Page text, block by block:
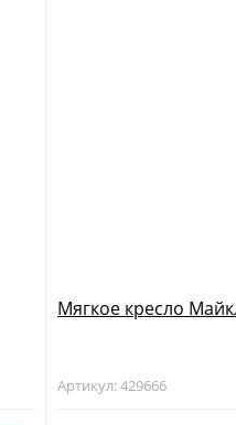
Мягкое кресло
Артикул: 429666